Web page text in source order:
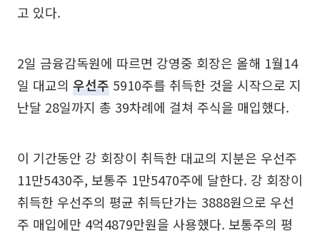
고 있다.
2일 금융감독원에 따르면 강영중 회장은 올해 1월14
일 대교의 우선주 5910주를 취득한 것을 시작으로 지
난달 28일까지 총 39차례에 걸쳐 주식을 매입했다.
이 기간동안 강 회장이 취득한 대교의 지분은 우선주
11만5430주, 보통주 1만5470주에 달한다. 강 회장이
취득한 우선주의 평균 취득단가는 3888원으로 우선
주 매입에만 4억4879만원을 사용했다. 보통주의 평